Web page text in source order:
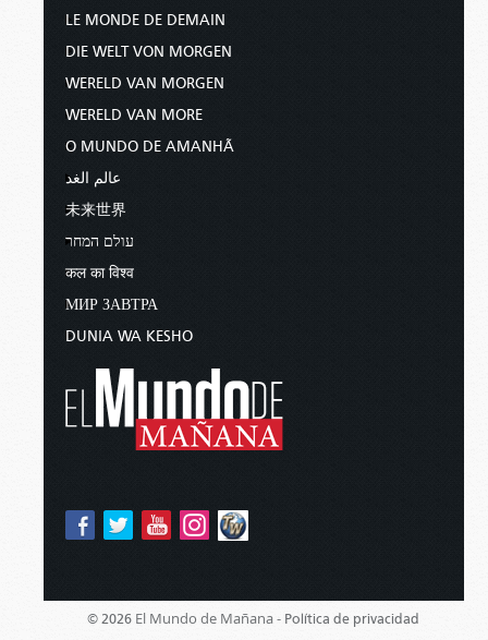
LE MONDE DE DEMAIN
DIE WELT VON MORGEN
WERELD VAN MORGEN
WERELD VAN MORE
O MUNDO DE AMANHÃ
عالم الغد
未来世界
עולם המחר
कल का विश्व
МИР ЗАВТРА
DUNIA WA KESHO
© 2026 El Mundo de Mañana - Política de privacidad